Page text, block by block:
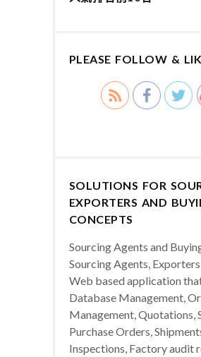
PLEASE FOLLOW &
SOLUTIONS FOR
EXPORTERS AND
CONCEPTS
Sourcing Agents and
Sourcing Agents,
Web based application
Database Management,
Management, Quotations,
Purchase Orders,
Inspections, Factory audit